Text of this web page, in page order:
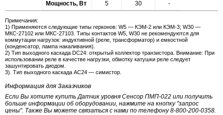
Мощность, Вт
5 30 -
Примечания:
1) Применяются следующие типы герконов: W5 — КЭМ-2 или КЭМ-3; W30 —
МКС-27102 или МКС-27103 . Типы контактов W5, W30 не рекомендуются для
коммутации нагрузок: индуктивной (реле, трансформатор) и емкостной
(конденсатор, лампа накаливания).
2) Тип выходного каскада DC24: открытый коллектор транзистора. Внимание: При
использовании реле в качестве нагрузки, обмотку катушки реле следует
зашунтировать диодом.
3). Тип выходного каскада АС24 — симистор.
Информация для Заказчиков
Если Вы хотите купить Датчик уровня Сенсор ПМП-022 или получить
больше информации об оборудовании, нажмите на кнопку "запрос
цены". Также Вы можете связаться с нами по телефону 8-800-200-0358.